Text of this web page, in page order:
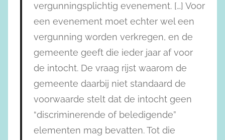
vergunningsplichtig evenement. […] Voor
een evenement moet echter wel een
vergunning worden verkregen, en de
gemeente geeft die ieder jaar af voor
de intocht. De vraag rijst waarom de
gemeente daarbij niet standaard de
voorwaarde stelt dat de intocht geen
“discriminerende of beledigende”
elementen mag bevatten. Tot die